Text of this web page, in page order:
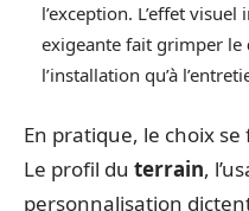
l’exception. L’effet
exigeante fait grimper le
l’installation qu’à
En pratique, le choix
Le profil du terrain,
personnalisation